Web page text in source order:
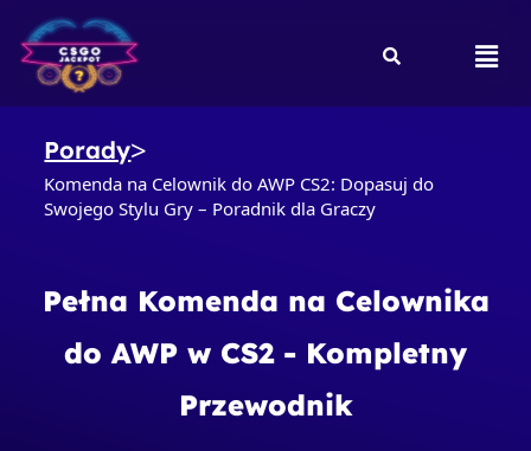
content
Porady
Komenda na Celownik do AWP CS2: Dopasuj do
Swojego Stylu Gry – Poradnik dla Graczy
Pełna Komenda na Celownika
do AWP w CS2 - Kompletny
Przewodnik